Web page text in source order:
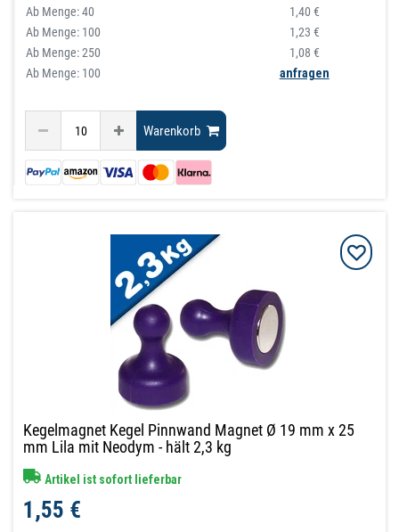
Ab Menge:40
1,40 €
Ab Menge: 100
1,23 €
Ab Menge:250
1,08 €
Ab Menge: 100
anfragen
Warenkorb
Kegelmagnet Kegel Pinnwand Magnet Ø 19 mm x 25
mm Lila mit Neodym - hält 2,3 kg
Artikel ist sofort lieferbar
1,55 €